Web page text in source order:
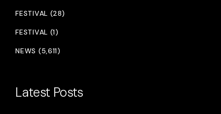
FESTIVAL (28)
FESTIVAL (1)
NEWS (5,611)
Latest Posts